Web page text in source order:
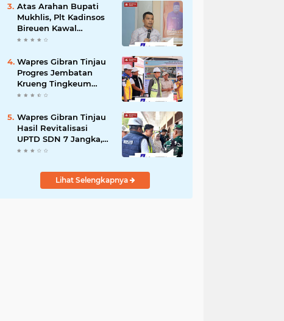
Atas Arahan Bupati
Mukhlis, Plt Kadinsos
Bireuen Kawal
Percepatan
Intens Berkoordinasi
dengan Kemensos
Wapres Gibran Tinjau
Progres Jembatan
Krueng Tingkeum
Kuta Blang
Wapres Gibran Tinjau
Hasil Revitalisasi
UPTD SDN 7 Jangka,
Pastikan Pemulihan
Pascabencana
Berjalan OptimalLihat Selengkapnya